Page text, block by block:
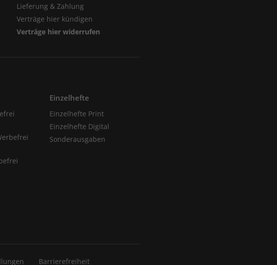
Lieferung & Zahlung
Verträge hier kündigen
Verträge hier widerrufen
Einzelhefte
Einzelhefte Print
Einzelhefte Digital
Sonderausgaben
Barrierefreiheit